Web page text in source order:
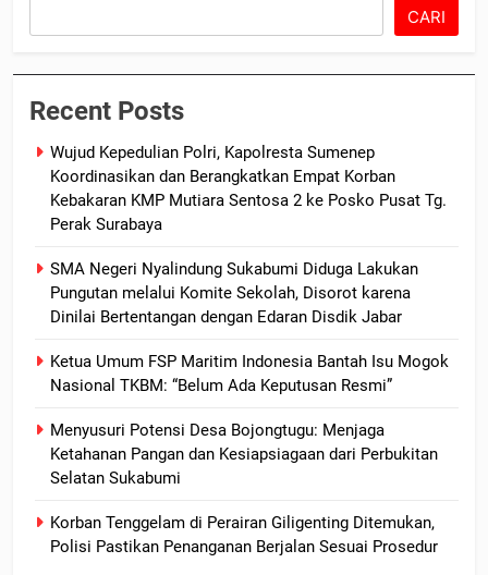
CARI
Recent Posts
Wujud Kepedulian Polri, Kapolresta Sumenep
Koordinasikan dan Berangkatkan Empat Korban
Kebakaran KMP Mutiara Sentosa 2 ke Posko Pusat Tg.
Perak Surabaya
SMA Negeri Nyalindung Sukabumi Diduga Lakukan
Pungutan melalui Komite Sekolah, Disorot karena
Dinilai Bertentangan dengan Edaran Disdik Jabar
Ketua Umum FSP Maritim Indonesia Bantah Isu Mogok
Nasional TKBM: “Belum Ada Keputusan Resmi”
Menyusuri Potensi Desa Bojongtugu: Menjaga
Ketahanan Pangan dan Kesiapsiagaan dari Perbukitan
Selatan Sukabumi
Korban Tenggelam di Perairan Giligenting Ditemukan,
Polisi Pastikan Penanganan Berjalan Sesuai Prosedur